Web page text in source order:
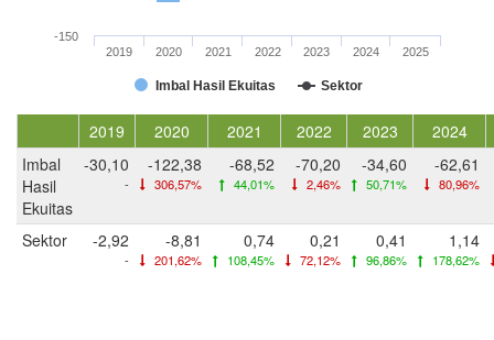
Imbal Hasil Ekuitas Sektor
2019 2020 2021 2022 2023 2024 2025
-150
2019 2020 2021 2022 2023
2024
Imbal
Hasil
Ekuitas
-30,10
-
-122,38
306,57%
-68,52
44,01%
-70,20
2,46%
-34,60
50,71%
-62,61
80,96%
Sektor -2,92
-
-8,81
201,62%
0,74
108,45%
0,21
72,12%
0,41
96,86%
1,14
178,62%